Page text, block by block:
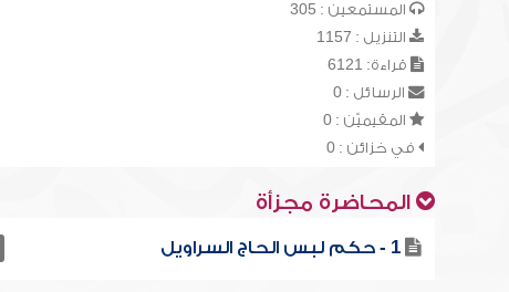
المستمعين : 305
التنزيل : 1157
قراءة: 6121
الرسائل : 0
المقيميّن : 0
في خزائن : 0
المحاضرة مجزأة
1 - حكم لبس الحاج السراويل